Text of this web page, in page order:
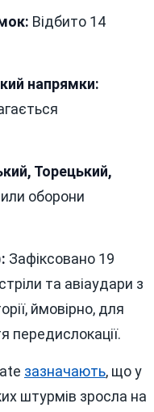
Відбито 14
напрямки:
Торецький,
оборони
Зафіксовано 19
та авіаудари з
ймовірно, для
передислокації.
зазначають, що у
штурмів зросла на